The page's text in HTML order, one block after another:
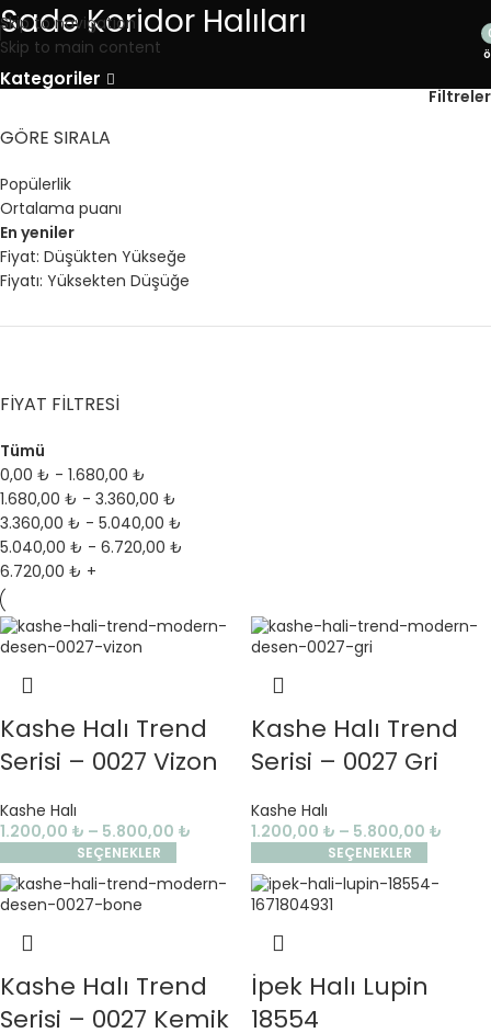
Skip to navigation
Skip to main content
Sade Koridor Halıları
Kategoriler
Filtreler
GÖRE SIRALA
Popülerlik
Ortalama puanı
En yeniler
Fiyat: Düşükten Yükseğe
Fiyatı: Yüksekten Düşüğe
FIYAT FILTRESI
Tümü
0,00 ₺ - 1.680,00 ₺
1.680,00 ₺ - 3.360,00 ₺
3.360,00 ₺ - 5.040,00 ₺
5.040,00 ₺ - 6.720,00 ₺
6.720,00 ₺ +
Kashe Halı Trend
Serisi – 0027 Vizon
Kashe Halı
1.200,00 ₺ – 5.800,00 ₺
SEÇENEKLER
Kashe Halı Trend
Serisi – 0027 Gri
Kashe Halı
1.200,00 ₺ – 5.800,00 ₺
SEÇENEKLER
Kashe Halı Trend
Serisi – 0027 Kemik
İpek Halı Lupin
18554